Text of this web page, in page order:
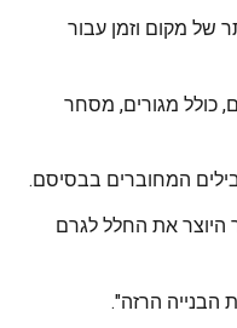
של מקום וזמן עבור
כולל מגורים, מסחר
המחוברים בבסיסם.
מופרדים ברווח של כ-2 מטר היוצר את החלל לגרם
הבנייה הרזה".